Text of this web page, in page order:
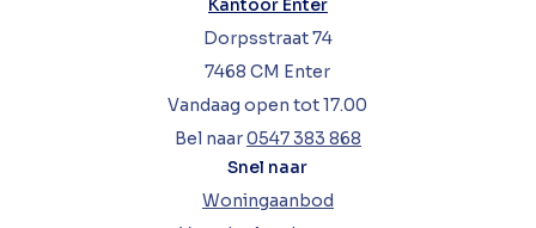
Kantoor Enter
Dorpsstraat 74
7468 CM Enter
Vandaag open tot 17.00
Bel naar0547 383 868
Snel naar
Woningaanbod